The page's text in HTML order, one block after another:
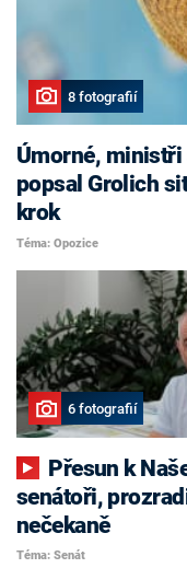
8 fotografií
Úmorné, ministři
popsal Grolich
krok
Téma: Opozice
6 fotografií
senátoři,
nečekaně
Téma: Senát